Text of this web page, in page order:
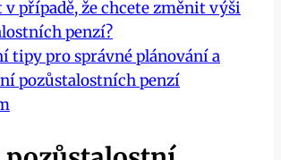
v případě, že chcete změnit výši
penzí?
tipy pro správné plánování a
pozůstalostních penzí